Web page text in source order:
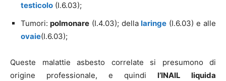
testicolo (I.6.03);
Tumori: polmonare(I.4.03); dellalaringe (I.6.03) e alle
ovaie(I.6.03);
Queste malattie asbesto correlate si presumono di
origine professionale, e quindi l’INAIL liquida